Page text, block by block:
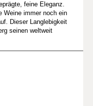
feine Eleganz.
Weine immer noch ein
Dieser Langlebigkeit
seinen weltweit